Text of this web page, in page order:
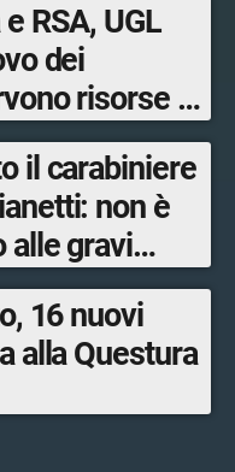
RSA, UGL
dei
risorse e
il carabiniere
non è
alle gravi
16 nuovi
alla Questura